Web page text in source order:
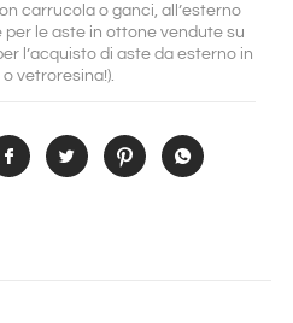
carrucola o ganci, all’esterno
per le aste in ottone vendute su
l’acquisto di aste da esterno in
vetroresina!).